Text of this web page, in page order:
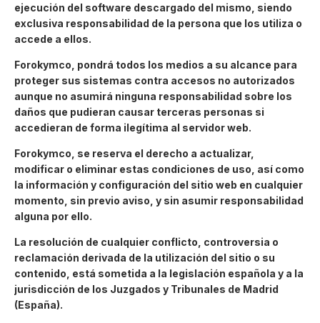
ejecución del software descargado del mismo, siendo
exclusiva responsabilidad de la persona que los utiliza o
accede a ellos.
Forokymco, pondrá todos los medios a su alcance para
proteger sus sistemas contra accesos no autorizados
aunque no asumirá ninguna responsabilidad sobre los
daños que pudieran causar terceras personas si
accedieran de forma ilegítima al servidor web.
Forokymco, se reserva el derecho a actualizar,
modificar o eliminar estas condiciones de uso, así como
la información y configuración del sitio web en cualquier
momento, sin previo aviso, y sin asumir responsabilidad
alguna por ello.
La resolución de cualquier conflicto, controversia o
reclamación derivada de la utilización del sitio o su
contenido, está sometida a la legislación española y a la
jurisdicción de los Juzgados y Tribunales de Madrid
(España).